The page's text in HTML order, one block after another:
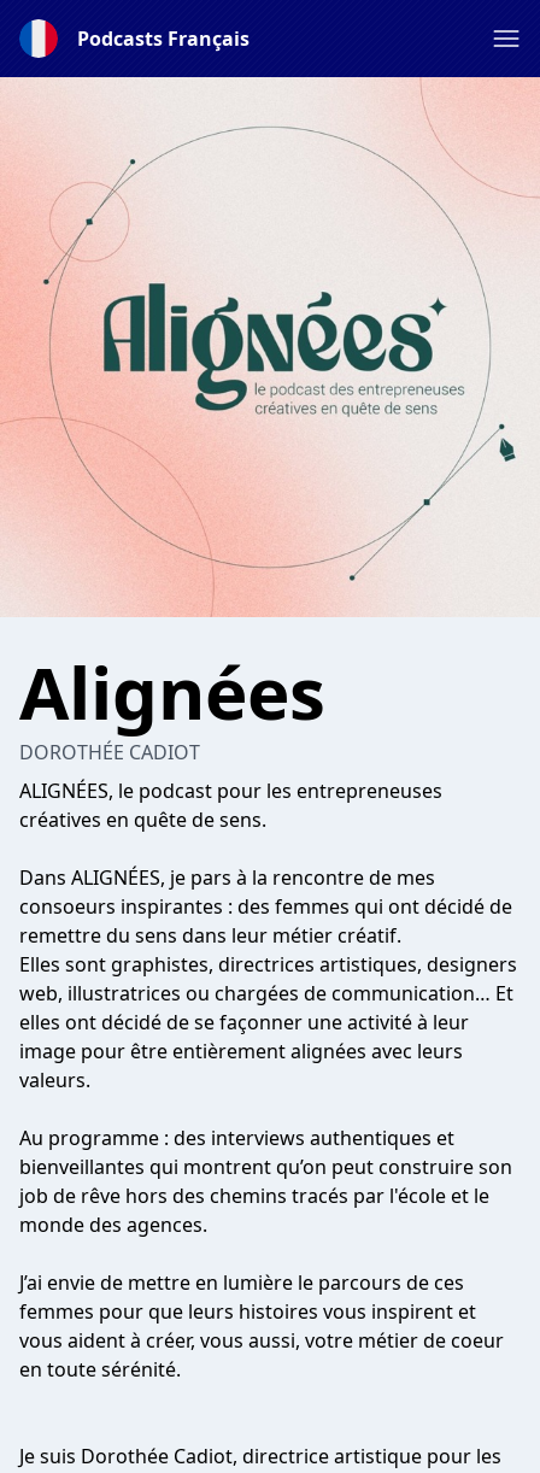
Podcasts Français
Alignées
DOROTHÉE CADIOT
ALIGNÉES, le podcast pour les entrepreneuses
créatives en quête de sens.
Dans ALIGNÉES, je pars à la rencontre de mes
consoeurs inspirantes : des femmes qui ont décidé de
remettre du sens dans leur métier créatif.
Elles sont graphistes, directrices artistiques, designers
web, illustratrices ou chargées de communication… Et
elles ont décidé de se façonner une activité à leur
image pour être entièrement alignées avec leurs
valeurs.
Au programme : des interviews authentiques et
bienveillantes qui montrent qu’on peut construire son
job de rêve hors des chemins tracés par l'école et le
monde des agences.
J’ai envie de mettre en lumière le parcours de ces
femmes pour que leurs histoires vous inspirent et
vous aident à créer, vous aussi, votre métier de coeur
en toute sérénité.
Je suis Dorothée Cadiot, directrice artistique pour les